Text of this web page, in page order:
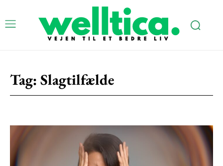
Tag: Slagtilfælde